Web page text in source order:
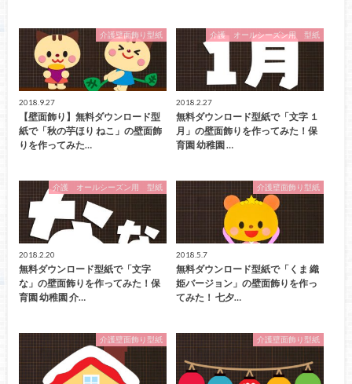
介護壁面飾り型紙
2018.9.27
【壁面飾り】無料ダウンロード型
紙で「秋の芋ほり ねこ」の壁面飾
りを作ってみた…
介護 オールシーズン用 型紙
2018.2.27
無料ダウンロード型紙で「文字 １
月」の壁面飾りを作ってみた！保
育園 幼稚園 …
介護 オールシーズン用 型紙
2018.2.20
無料ダウンロード型紙で「文字
な」の壁面飾りを作ってみた！保
育園 幼稚園 介…
介護壁面飾り型紙
2018.5.7
無料ダウンロード型紙で「くま 織
姫バージョン」の壁面飾りを作っ
てみた！ 七夕…
介護壁面飾り型紙 介護壁面飾り型紙